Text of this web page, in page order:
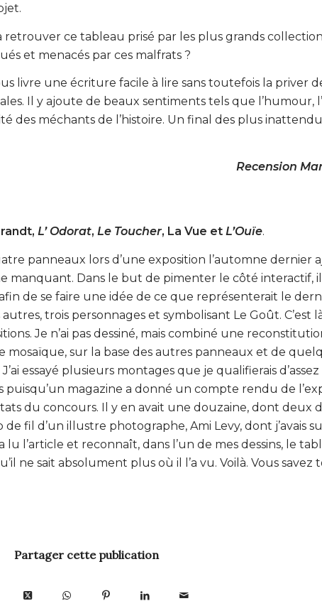
retrouver ce tableau prisé par les plus grands
et menacés par ces malfrats ?
livre une écriture facile à lire sans toutefois la priver
Il y ajoute de beaux sentiments tels que l’humour,
des méchants de l’histoire. Un final des plus
Recension
L’ Odorat, Le Toucher, La Vue et L’Ouïe.
panneaux lors d’une exposition l’automne dernier
manquant. Dans le but de pimenter le côté interactif,
de se faire une idée de ce que représenterait le
trois personnages et symbolisant Le Goût. C’est
Je n’ai pas dessiné, mais combiné une
sur la base des autres panneaux et de
essayé plusieurs montages que je qualifierais d’assez
puisqu’un magazine a donné un compte rendu de
du concours. Il y en avait une douzaine, dont deux
fil d’un illustre photographe, Ami Levy, dont j’avais
l’article et reconnaît, dans l’un de mes dessins, le
ne sait absolument plus où il l’a vu. Voilà. Vous savez
Partager cette publication